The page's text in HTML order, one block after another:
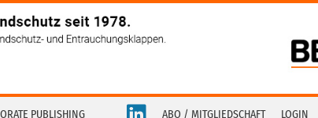
PUBLISHING ABO / MITGLIEDSCHAFT LOGIN